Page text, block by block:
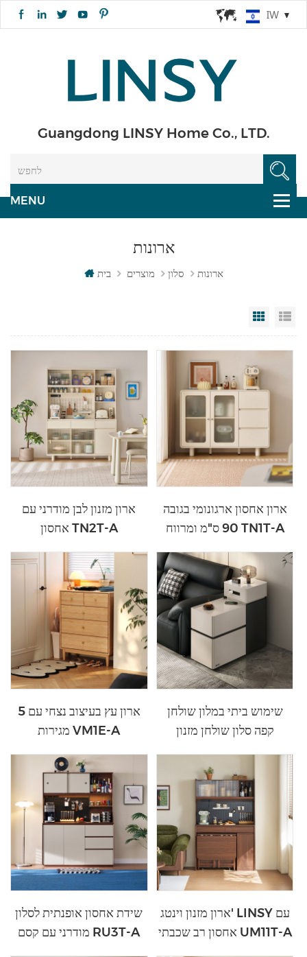
IW
Guangdong LINSY Home Co., LTD.
ארונות
בית מוצרים סלון ארונות
Grid
ארון מזנון לבן מודרני עם
אחסון TN2T-A
ארון אחסון ארגונומי בגובה
90 ס"מ ומרווח TN1T-A
ארון עץ בעיצוב נצחי עם 5
מגירות VM1E-A
שימוש ביתי במלון שולחן
קפה סלון שולחן מזנון
שידת אחסון אופנתית לסלון
מודרני עם קסם RU3T-A
ארון מזנון וינטג' LINSY עם
אחסון רב שכבתי UM11T-A